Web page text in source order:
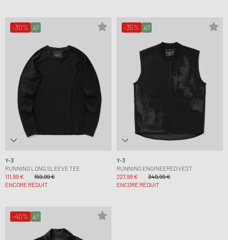
-30%
Y-3
RUNNING LONG SLEEVE TEE
111,99 €
159,99 €
ENCORE RÉDUIT
-35%
Y-3
RUNNING ENGINEERED VEST
227,99 €
349,99 €
ENCORE RÉDUIT
-40%